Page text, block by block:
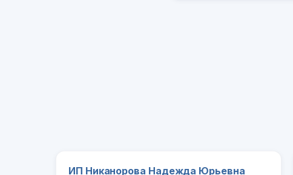
ИП Никанорова Надежда Юрьевна